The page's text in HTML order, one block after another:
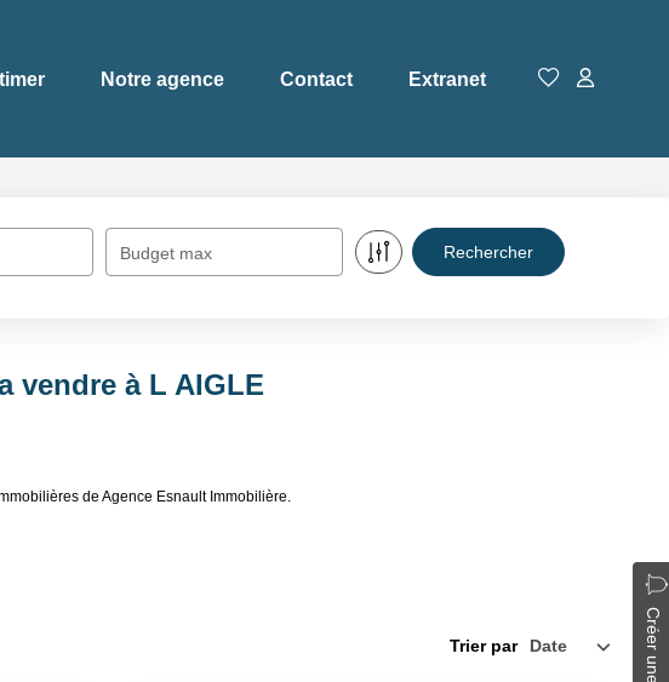
Notre agence Contact Extranet
Budget max
vendre à L AIGLE
de Agence Esnault Immobilière.
Trier par